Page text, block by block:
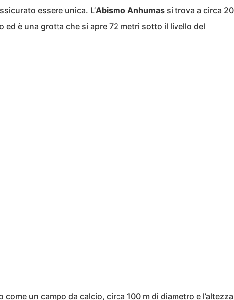
essere unica. L’Abismo Anhumas si trova a circa 20
ed è una grotta che si apre 72 metri sotto il livello del
come un campo da calcio, circa 100 m di diametro e l’altezza